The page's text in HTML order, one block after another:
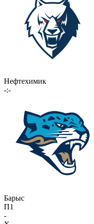
Нефтехимик
-:-
Барыс
П1
-